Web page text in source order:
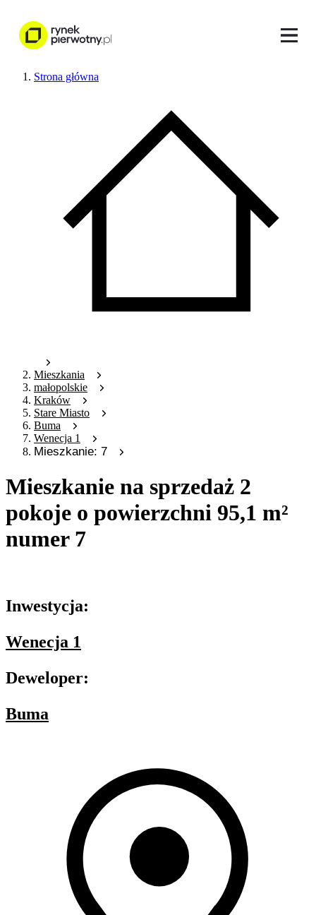
Strona główna
Mieszkania
małopolskie
Kraków
Stare Miasto
Buma
Wenecja 1
Mieszkanie: 7
Mieszkanie na sprzedaż 2
pokoje o powierzchni 95,1 m²
numer 7
Inwestycja:
Wenecja 1
Deweloper:
Buma